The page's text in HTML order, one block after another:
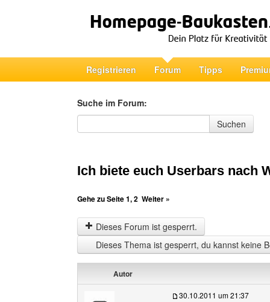
Registrieren Forum Tipps
Suche im Forum:
Suche im Forum
Suchen
Ich biete euch Userbars nach
Gehe zu Seite1,2 Weiter »
Dieses Forum ist gesperrt.
Dieses Thema ist gesperrt, du kannst keine
Autor
30.10.2011 um 21:37